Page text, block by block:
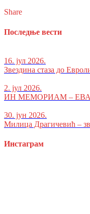
Share
Последње вести
16. јул 2026.
Звездина стаза до
2. јул 2026.
ИН МЕМОРИАМ – ЕВА
30. јун 2026.
Милица Драгичевић –
Инстаграм